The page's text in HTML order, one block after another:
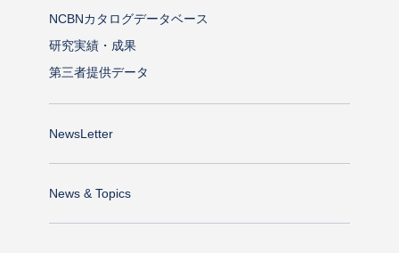
NCBNカタログデータベース
研究実績・成果
第三者提供データ
NewsLetter
News & Topics